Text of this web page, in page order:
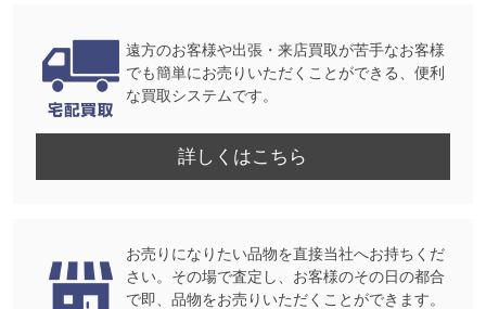
遠方のお客様や出張・来店買取が苦手なお客様
でも簡単にお売りいただくことができる、便利
な買取システムです。
詳しくはこちら
お売りになりたい品物を直接当社へお持ちくだ
さい。その場で査定し、お客様のその日の都合
で即、品物をお売りいただくことができます。